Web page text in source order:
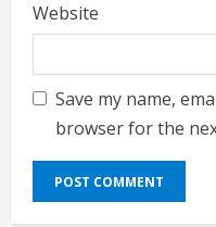
Website
Save my name,
browser for the